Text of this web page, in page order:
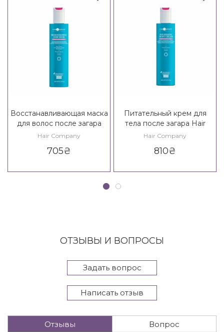
Восстанавливающая маска
для волос после загара
Hair Company Enjoy Your
Mask
Hair Company
705₴
Питательный крем для
тела после загара Hair
Company Enjoy Your
Cream
Hair Company
810₴
ОТЗЫВЫ И ВОПРОСЫ
Задать вопрос
Написать отзыв
Отзывы Вопрос